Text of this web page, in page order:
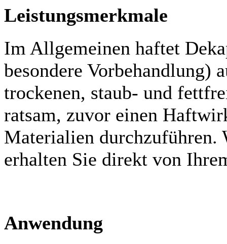
Leistungsmerkmale
Im Allgemeinen haftet
besondere Vorbehandlung)
trockenen, staub- und
ratsam, zuvor einen
Materialien durchzuführen.
erhalten Sie direkt von
Anwendung